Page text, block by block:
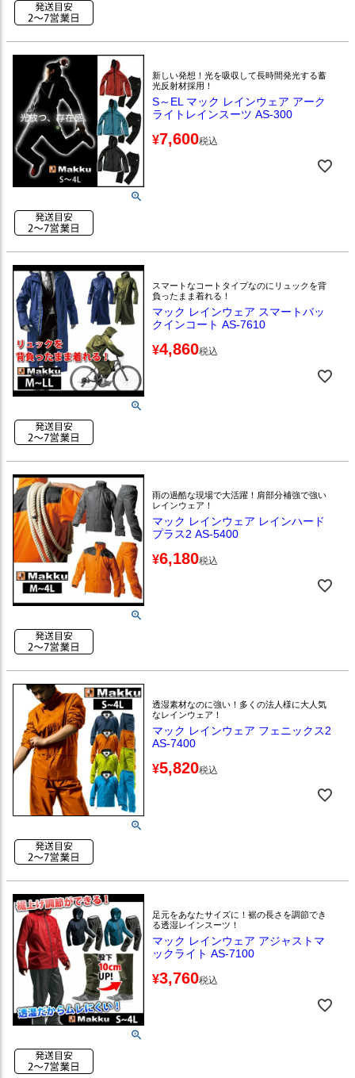
新しい発想！光を吸収して長時間発光する蓄
光反射材採用！
S～EL マック レインウェア アーク
ライトレインスーツ AS-300
¥7,600税込
スマートなコートタイプなのにリュックを背
負ったまま着れる！
マック レインウェア スマートバッ
クインコート AS-7610
¥4,860税込
雨の過酷な現場で大活躍！肩部分補強で強い
レインウェア！
マック レインウェア レインハード
プラス2 AS-5400
¥6,180税込
透湿素材なのに強い！多くの法人様に大人気
なレインウェア！
マック レインウェア フェニックス2
AS-7400
¥5,820税込
足元をあなたサイズに！裾の長さを調節でき
る透湿レインスーツ！
マック レインウェア アジャストマ
ックライト AS-7100
¥3,760税込